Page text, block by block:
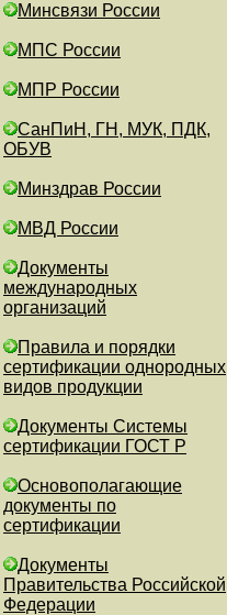
Минсвязи России
МПС России
МПР России
СанПиН, ГН, МУК, ПДК,
ОБУВ
Минздрав России
МВД России
Документы
международных
организаций
Правила и порядки
сертификации однородных
видов продукции
Документы Системы
сертификации ГОСТ Р
Основополагающие
документы по
сертификации
Документы
Правительства Российской
Федерации